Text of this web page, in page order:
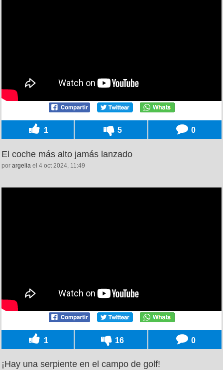
1 5 0
El coche más alto jamás lanzado
por argelia el 4 oct 2024, 11:49
1 16 0
¡Hay una serpiente en el campo de golf!